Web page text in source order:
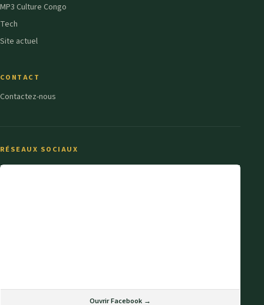
MP3 Culture Congo
Tech
Site actuel
CONTACT
Contactez-nous
RÉSEAUX SOCIAUX
Ouvrir Facebook →